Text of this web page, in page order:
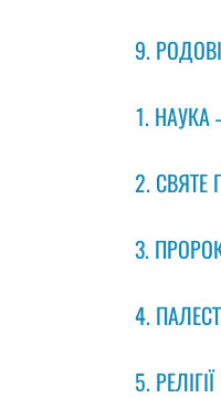
9.
1. НАУКА
2. СВЯТЕ
3.
4.
5.